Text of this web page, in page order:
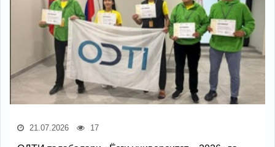
21.07.2026 17